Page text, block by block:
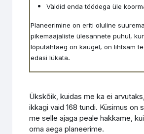
Väldid enda töödega üle
Planeerimine on eriti oluline
pikemaajaliste ülesannete puhul,
lõputähtaeg on kaugel, on lihtsam
edasi lükata.
Ükskõik, kuidas me ka ei
ikkagi vaid 168 tundi. Küsimus on
me selle ajaga peale hakkame,
oma aega planeerime.